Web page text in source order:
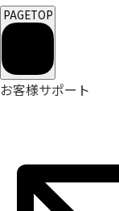
PAGETOP
お客様サポート